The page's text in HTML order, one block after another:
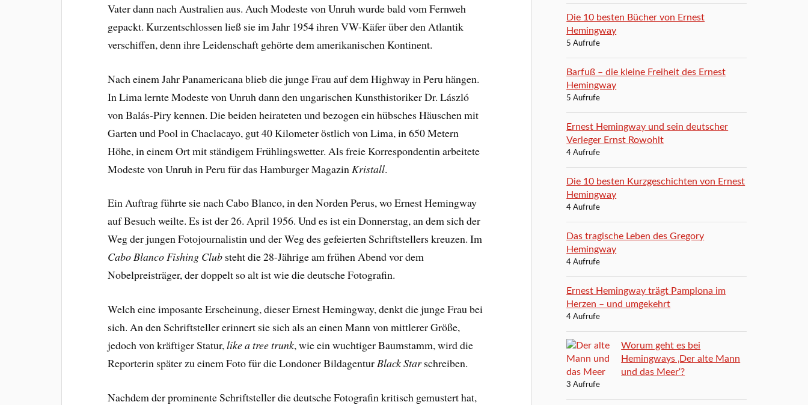
Vater dann nach Australien aus. Auch Modeste von Unruh wurde bald vom Fernweh
gepackt. Kurzentschlossen ließ sie im Jahr 1954 ihren VW-Käfer über den Atlantik
verschiffen, denn ihre Leidenschaft gehörte dem amerikanischen Kontinent.
Nach einem Jahr Panamericana blieb die junge Frau auf dem Highway in Peru hängen.
In Lima lernte Modeste von Unruh dann den ungarischen Kunsthistoriker Dr. László
von Balás-Piry kennen. Die beiden heirateten und bezogen ein hübsches Häuschen mit
Garten und Pool in Chaclacayo, gut 40 Kilometer östlich von Lima, in 650 Metern
Höhe, in einem Ort mit ständigem Frühlingswetter. Als freie Korrespondentin arbeitete
Modeste von Unruh in Peru für das Hamburger Magazin Kristall.
Ein Auftrag führte sie nach Cabo Blanco, in den Norden Perus, wo Ernest Hemingway
auf Besuch weilte. Es ist der 26. April 1956. Und es ist ein Donnerstag, an dem sich der
Weg der jungen Fotojournalistin und der Weg des gefeierten Schriftstellers kreuzen. Im
Cabo BlancoFishing Club steht die 28-Jährige am frühen Abend vor dem
Nobelpreisträger, der doppelt so alt ist wie die deutsche Fotografin.
Welch eine imposante Erscheinung, dieser Ernest Hemingway, denkt die junge Frau bei
sich. An den Schriftsteller erinnert sie sich als an einen Mann von mittlerer Größe,
jedoch von kräftiger Statur,like a tree trunk, wie ein wuchtiger Baumstamm, wird die
Reporterin später zu einem Foto für die Londoner BildagenturBlack Starschreiben.
Nachdem der prominente Schriftsteller die deutsche Fotografin kritisch gemustert hat,
Die 10 besten Bücher von Ernest
Hemingway
5 Aufrufe
Barfuß – die kleine Freiheit des Ernest
Hemingway
5 Aufrufe
Ernest Hemingway und sein deutscher
Verleger Ernst Rowohlt
4 Aufrufe
Die 10 besten Kurzgeschichten von Ernest
Hemingway
4 Aufrufe
Das tragische Leben des Gregory
Hemingway
4 Aufrufe
Ernest Hemingway trägt Pamplona im
Herzen – und umgekehrt
4 Aufrufe
Worum geht es bei
Hemingways ‚Der alte Mann
und das Meer‘?
3 Aufrufe